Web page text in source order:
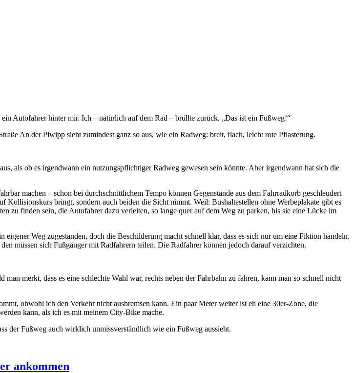
Autofahrer hinter mir. Ich – natürlich auf dem Rad – brüllte zurück. „Das ist ein Fußweg!“
An der Piwipp sieht zumindest ganz so aus, wie ein Radweg: breit, flach, leicht rote Pflasterung.
als ob es irgendwann ein nutzungspflichtiger Radweg gewesen sein könnte. Aber irgendwann hat sich die
machen – schon bei durchschnittlichem Tempo können Gegenstände aus dem Fahrradkorb geschleudert
Kollisionskurs bringt, sondern auch beiden die Sicht nimmt. Weil: Bushaltestellen ohne Werbeplakate gibt es
zu finden sein, die Autofahrer dazu verleiten, so lange quer auf dem Weg zu parken, bis sie eine Lücke im
Weg zugestanden, doch die Beschilderung macht schnell klar, dass es sich nur um eine Fiktion handeln.
müssen sich Fußgänger mit Radfahrern teilen. Die Radfahrer können jedoch darauf verzichten.
merkt, dass es eine schlechte Wahl war, rechts neben der Fahrbahn zu fahren, kann man so schnell nicht
obwohl ich den Verkehr nicht ausbremsen kann. Ein paar Meter weiter ist eh eine 30er-Zone, die
kann, als ich es mit meinem City-Bike mache.
der Fußweg auch wirklich unmissverständlich wie ein Fußweg aussieht.
ankommen